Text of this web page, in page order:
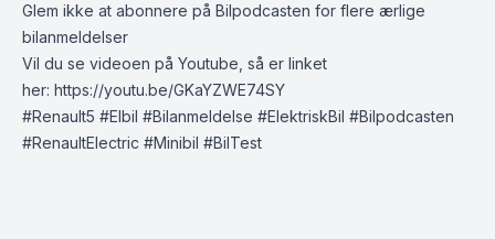
Glem ikke at abonnere på Bilpodcasten for flere ærlige
bilanmeldelser
Vil du se videoen på Youtube, så er linket
her: https://youtu.be/GKaYZWE74SY
#Renault5 #Elbil #Bilanmeldelse #ElektriskBil #Bilpodcasten
#RenaultElectric #Minibil #BilTest